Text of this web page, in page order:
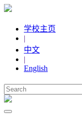
学校主页
|
中文
|
English